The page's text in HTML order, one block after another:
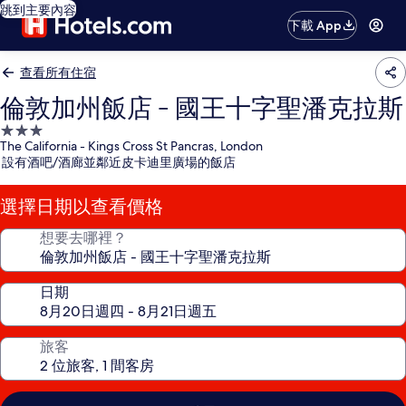
跳到主要內容
下載 App
查看所有住宿
倫敦加州飯店 - 國王十字聖潘克拉斯
3.0
星
級
住
宿
The California - Kings Cross St Pancras, London
設有酒吧/酒廊並鄰近皮卡迪里廣場的飯店
選擇日期以查看價格
想要去哪裡？
日期
旅客